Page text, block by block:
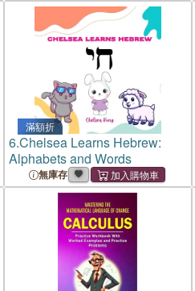
滿額折
6.Chelsea Learns Hebrew:
Alphabets and Words
無庫存